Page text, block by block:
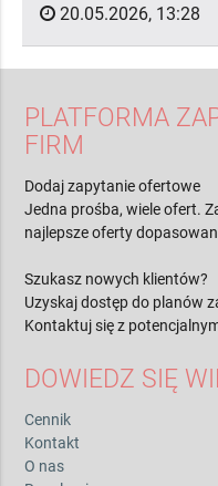
20.05.2026, 13:28
PLATFORMA
FIRM
Dodaj zapytanie ofertowe
Jedna prośba, wiele ofert.
najlepsze oferty
Szukasz nowych klientów?
Uzyskaj dostęp do planów
Kontaktuj się z
DOWIEDZ SIĘ
Cennik
Kontakt
O nas